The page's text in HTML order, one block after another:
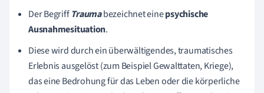
Der BegriffTraumabezeichnet einepsychische
Ausnahmesituation.
Diese wird durch ein überwältigendes, traumatisches
Erlebnis ausgelöst (zum Beispiel Gewalttaten, Kriege),
das eine Bedrohung für das Leben oder die körperliche